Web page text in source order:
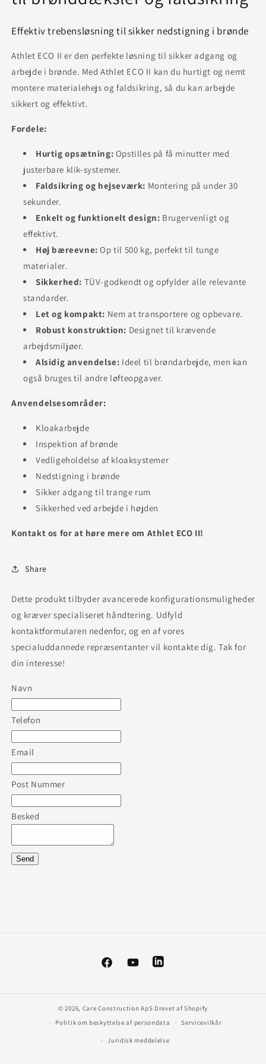
Effektiv trebensløsning til sikker nedstigning i brønde
Athlet ECO II er den perfekte løsning til sikker adgang og
arbejde i brønde. Med Athlet ECO II kan du hurtigt og nemt
montere materialehejs og faldsikring, så du kan arbejde
sikkert og effektivt.
Fordele:
Hurtig opsætning: Opstilles på få minutter med
justerbare klik-systemer.
Faldsikring og hejseværk: Montering på under 30
sekunder.
Enkelt og funktionelt design: Brugervenligt og
effektivt.
Høj bæreevne: Op til 500 kg, perfekt til tunge
materialer.
Sikkerhed: TÜV-godkendt og opfylder alle relevante
standarder.
Let og kompakt: Nem at transportere og opbevare.
Robust konstruktion: Designet til krævende
arbejdsmiljøer.
Alsidig anvendelse: Ideel til brøndarbejde, men kan
også bruges til andre løfteopgaver.
Anvendelsesområder:
Kloakarbejde
Inspektion af brønde
Vedligeholdelse af kloaksystemer
Nedstigning i brønde
Sikker adgang til trange rum
Sikkerhed ved arbejde i højden
Kontakt os for at høre mere om Athlet ECO II!
Share
Dette produkt tilbyder avancerede konfigurationsmuligheder
og kræver specialiseret håndtering. Udfyld
kontaktformularen nedenfor, og en af vores
specialuddannede repræsentanter vil kontakte dig. Tak for
din interesse!
Navn
Telefon
Email
Post Nummer
Besked
FacebookYouTubeVimeo
© 2026, Care Construction ApS Drevet af Shopify
Politik om beskyttelse af persondata
Servicevilkår
Juridisk meddelelse